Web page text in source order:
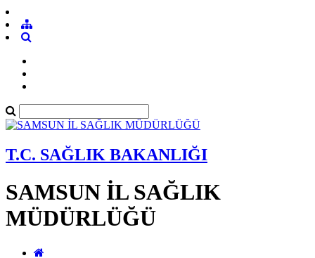
T.C. SAĞLIK BAKANLIĞI
SAMSUN İL SAĞLIK
MÜDÜRLÜĞÜ